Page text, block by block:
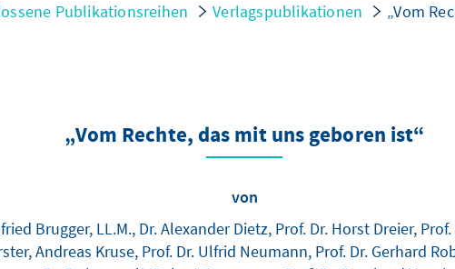
Publikationsreihen Verlagspublikationen „Vom
„Vom Rechte, das mit uns geboren ist“
von
Brugger, LL.M., Dr. Alexander Dietz, Prof. Dr. Horst Dreier,
Andreas Kruse, Prof. Dr. Ulfrid Neumann, Prof. Dr. Gerhard